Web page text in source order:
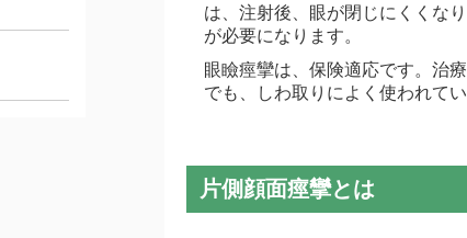
は、注射後、眼が閉じにくくな
が必要になります。
眼瞼痙攣は、保険適応です。治
でも、しわ取りによく使われて
片側顔面痙攣とは